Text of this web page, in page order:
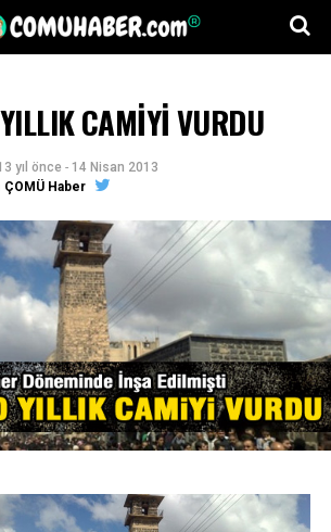
CAMİYİ VURDU
yıl önce - 14 Nisan 2013
ÇOMÜ Haber